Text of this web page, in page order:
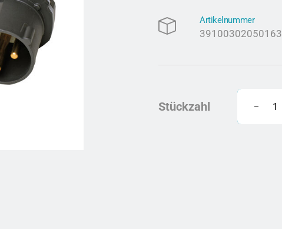
Artikelnummer
39100302050163
Stückzahl